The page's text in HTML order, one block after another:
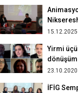
Yirmi
dönüşüm
İFİG